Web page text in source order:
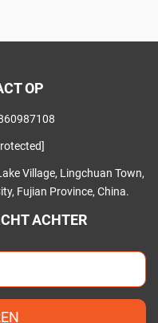
OP
Village, Lingchuan Town,
Fujian Province, China.
ACHTER